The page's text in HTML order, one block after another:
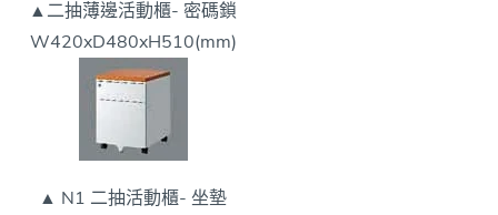
▲二抽薄邊活動櫃- 密碼鎖
W420xD480xH510(mm)
▲ N1 二抽活動櫃- 坐墊